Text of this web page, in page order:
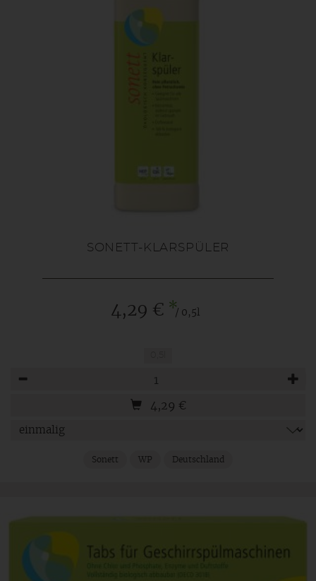
SONETT-KLARSPÜLER
4,29 € */ 0,5l
4,29 €
Sonett WP Deutschland